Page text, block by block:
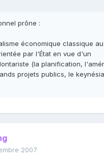
prône :
économique classique
par l'État en vue d'un
(la planification,
projets publics, le
2007